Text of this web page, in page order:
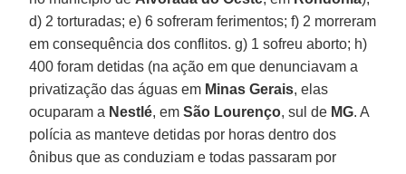
d) 2 torturadas; e) 6 sofreram ferimentos; f) 2 morreram
em consequência dos conflitos. g) 1 sofreu aborto; h)
400 foram detidas (na ação em que denunciavam a
privatização das águas em Minas Gerais, elas
ocuparam a Nestlé, emSão Lourenço, sul de MG. A
polícia as manteve detidas por horas dentro dos
ônibus que as conduziam e todas passaram por